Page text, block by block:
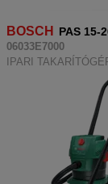
BOSCH PAS 15-
06033E7000
IPARI